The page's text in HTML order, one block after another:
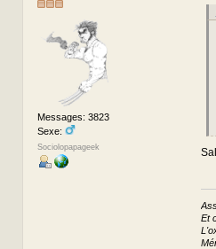
Messages: 3823
Sexe:
Sociolopapageek
Et